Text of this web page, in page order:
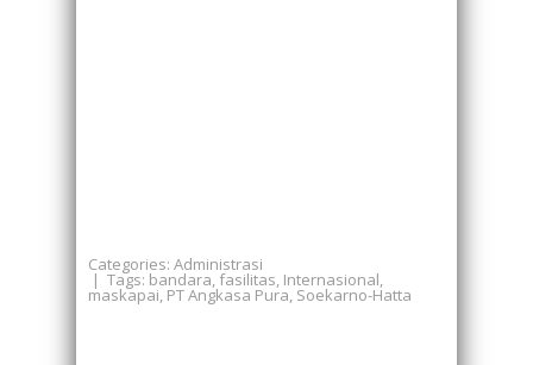
Categories: Administrasi
| Tags: bandara, fasilitas, Internasional,
maskapai, PT Angkasa Pura, Soekarno-Hatta